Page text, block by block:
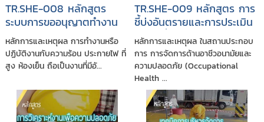
TR.SHE-008 หลักสูตร
ระบบการขออนุญาตทำงาน
(Permit To Work System)
หลักการและเหตุผล การทำงานหรือ
ปฏิบัติงานกับความร้อน ประกายไฟ ที่
สูง ห้องเย็น ถือเป็นงานที่มีอั...
TR.SHE-009 หลักสูตร การ
ชี้บ่งอันตรายและการประเมิน
ความเสี่ยง (Hazard
Identification and Risk
Assessment in OH&S)
หลักการและเหตุผล ในสถานประกอบ
การ การจัดการด้านอาชีวอนามัยและ
ความปลอดภัย (Occupational
Health ...